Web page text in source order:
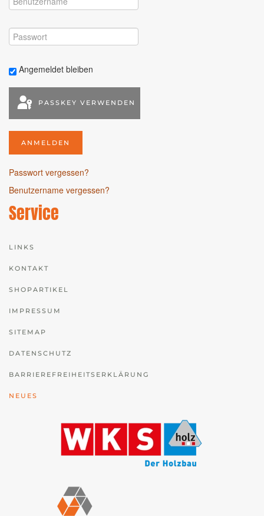
Angemeldet bleiben
PASSKEY VERWENDEN
ANMELDEN
Passwort vergessen?
Benutzername vergessen?
Service
LINKS
KONTAKT
SHOPARTIKEL
IMPRESSUM
SITEMAP
DATENSCHUTZ
BARRIEREFREIHEITSERKLÄRUNG
NEUES